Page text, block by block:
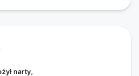
narty,